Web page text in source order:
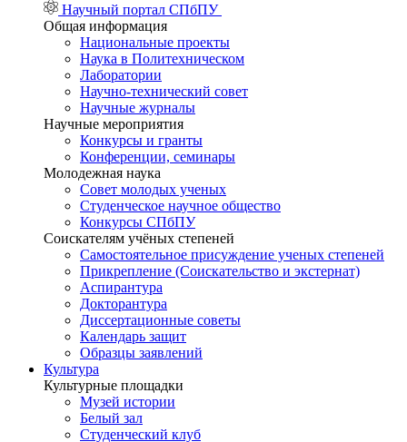
Научный портал СПбПУ
Общая информация
Национальные проекты
Наука в Политехническом
Лаборатории
Научно-технический совет
Научные журналы
Научные мероприятия
Конкурсы и гранты
Конференции, семинары
Молодежная наука
Совет молодых ученых
Студенческое научное общество
Конкурсы СПбПУ
Соискателям учёных степеней
Самостоятельное присуждение ученых степеней
Прикрепление (Соискательство и экстернат)
Аспирантура
Докторантура
Диссертационные советы
Календарь защит
Образцы заявлений
Культура
Культурные площадки
Музей истории
Белый зал
Студенческий клуб